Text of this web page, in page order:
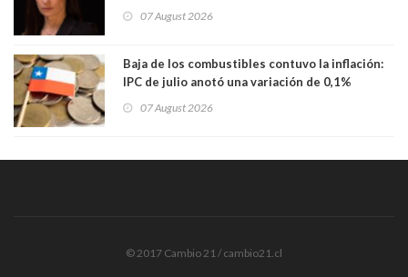
07 August 2026
Baja de los combustibles contuvo la inflación:
IPC de julio anotó una variación de 0,1%
07 August 2026
© 2017 Cambio 21 / cambio21.cl